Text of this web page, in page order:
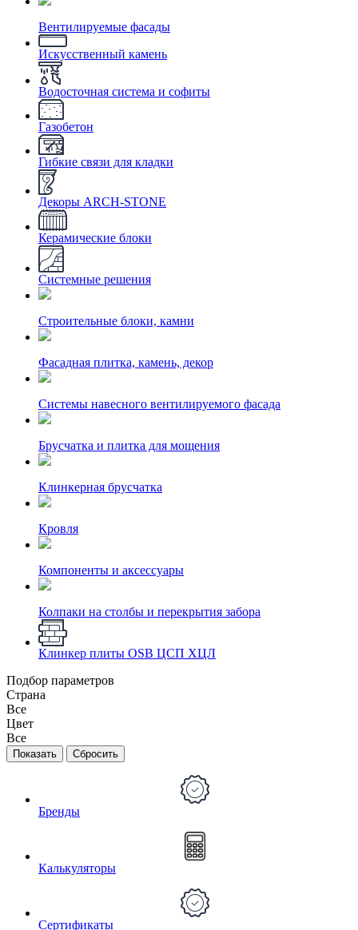
Вентилируемые фасады
Искусственный камень
Водосточная система и софиты
Газобетон
Гибкие связи для кладки
Декоры ARCH-STONE
Керамические блоки
Системные решения
Строительные блоки, камни
Фасадная плитка, камень, декор
Системы навесного вентилируемого фасада
Брусчатка и плитка для мощения
Клинкерная брусчатка
Кровля
Компоненты и аксессуары
Колпаки на столбы и перекрытия забора
Клинкер плиты OSB ЦСП ХЦЛ
Подбор параметров
Страна
Все
Цвет
Все
Бренды
Калькуляторы
Сертификаты